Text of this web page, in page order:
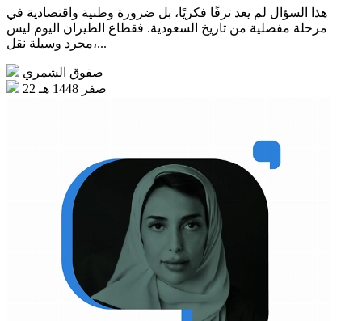
هذا السؤال لم يعد ترفًا فكريًا، بل ضرورة وطنية واقتصادية في
مرحلة مفصلية من تاريخ السعودية. فقطاع الطيران اليوم ليس
مجرد وسيلة نقل،...
صفوق الشمري
22 صفر 1448 هـ